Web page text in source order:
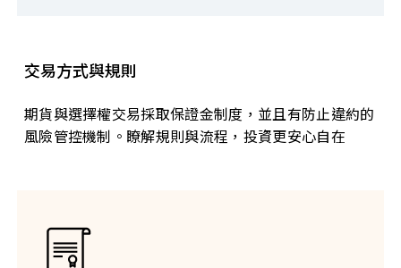
交易方式與規則
期貨與選擇權交易採取保證金制度，並且有防止違約的
風險管控機制。瞭解規則與流程，投資更安心自在